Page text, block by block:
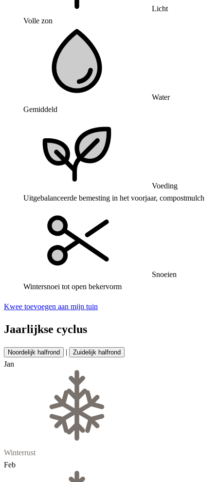
Licht
Volle zon
Water
Gemiddeld
Voeding
Uitgebalanceerde bemesting in het voorjaar, compostmulch
Snoeien
Wintersnoei tot open bekervorm
Kwee toevoegen aan mijn tuin
Jaarlijkse cyclus
Noordelijk halfrond | Zuidelijk halfrond
Jan
Winterrust
Feb